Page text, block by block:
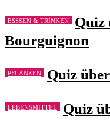
ESSSEN & TRINKEN
Quiz
Bourguignon
PFLANZEN Quiz
LEBENSMITTEL Quiz